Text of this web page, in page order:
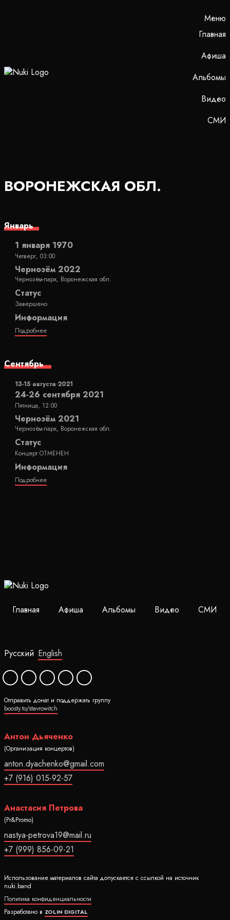
Меню
Главная
Афиша
Альбомы
Видео
СМИ
ВОРОНЕЖСКАЯ ОБЛ.
Январь
1 января 1970
Четверг, 03:00
Чернозём 2022
Чернозём-парк, Воронежская обл.
Статус
Завершено
Информация
Подробнее
Сентябрь
13-15 августа 2021
24-26 сентября 2021
Пятница, 12:00
Чернозём 2021
Чернозём-парк, Воронежская обл.
Статус
Концерт ОТМЕНЕН
Информация
Подробнее
Главная Афиша Альбомы Видео СМИ
Русский English
Отправить донат и поддержать группу
boosty.to/stavrowitch
Антон Дьяченко
(Организация концертов)
anton.dyachenko@gmail.com
+7 (916) 015-92-57
Анастасия Петрова
(Pr&Promo)
nastya-petrova19@mail.ru
+7 (999) 856-09-21
Использование материалов сайта допускается с ссылкой на источник
nuki.band
Политика конфиденциальности
Разработано в ZOLIN DIGITAL